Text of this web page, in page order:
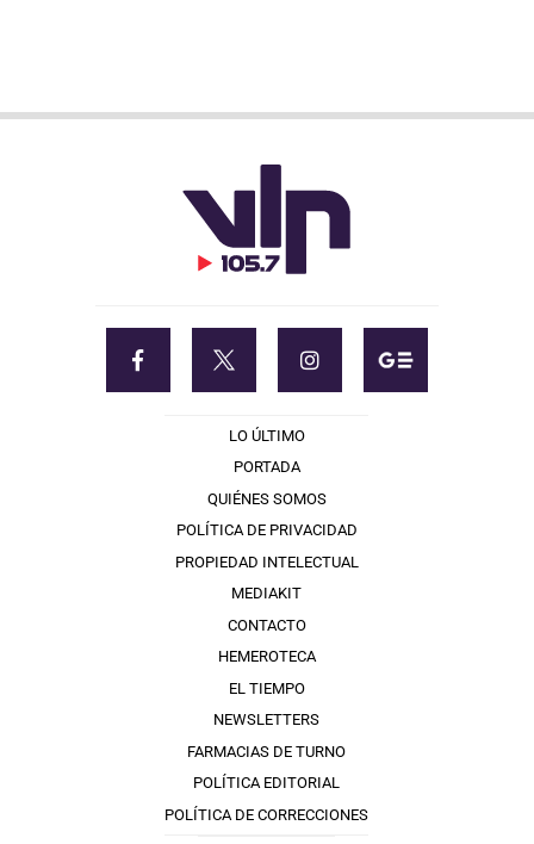
LO ÚLTIMO
PORTADA
QUIÉNES SOMOS
POLÍTICA DE PRIVACIDAD
PROPIEDAD INTELECTUAL
MEDIAKIT
CONTACTO
HEMEROTECA
EL TIEMPO
NEWSLETTERS
FARMACIAS DE TURNO
POLÍTICA EDITORIAL
POLÍTICA DE CORRECCIONES